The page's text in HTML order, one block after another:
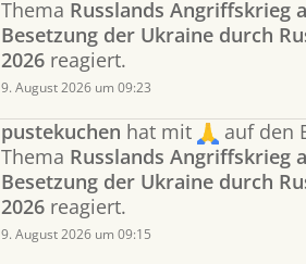
Thema Russlands Angriffskrieg
Besetzung der Ukraine durch
2026 reagiert.
9. August 2026 um 09:23
pustekuchen hat mit auf den
Thema Russlands Angriffskrieg
Besetzung der Ukraine durch
2026 reagiert.
9. August 2026 um 09:15